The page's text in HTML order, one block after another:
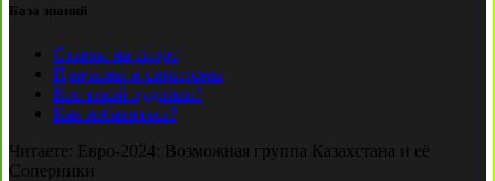
База знаний
Ставки на спорт
Причины и симптомы
Кто такой лудоман?
Как избавиться?
Читаете: Евро-2024: Возможная группа Казахстана и её
Соперники